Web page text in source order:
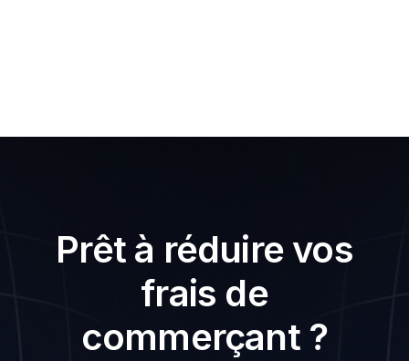
Prêt à réduire vos
frais de
commerçant ?